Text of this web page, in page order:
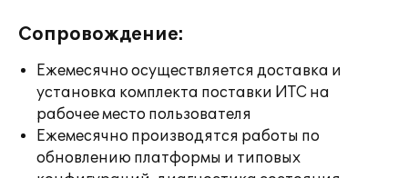
Сопровождение:
Ежемесячно осуществляется доставка и
установка комплекта поставки ИТС на
рабочее место пользователя
Ежемесячно производятся работы по
обновлению платформы и типовых